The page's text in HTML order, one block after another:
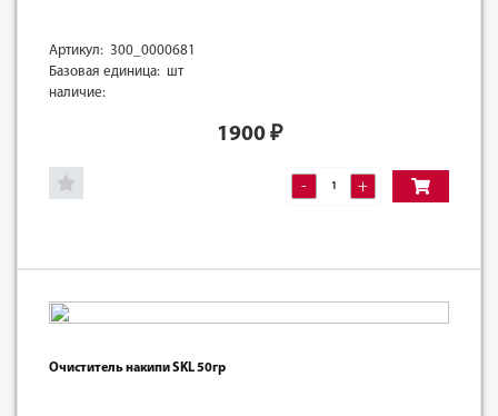
Артикул: 300_0000681
Базовая единица: шт
наличие:
1900₽
- +
Очиститель накипи SKL 50гр